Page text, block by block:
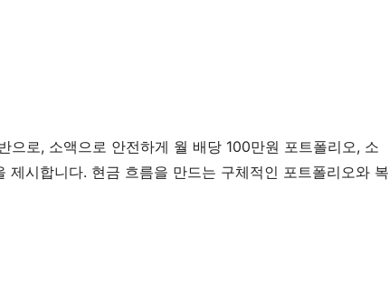
로, 소액으로 안전하게 월 배당 100만원 포트폴리오, 소
제시합니다. 현금 흐름을 만드는 구체적인 포트폴리오와 복